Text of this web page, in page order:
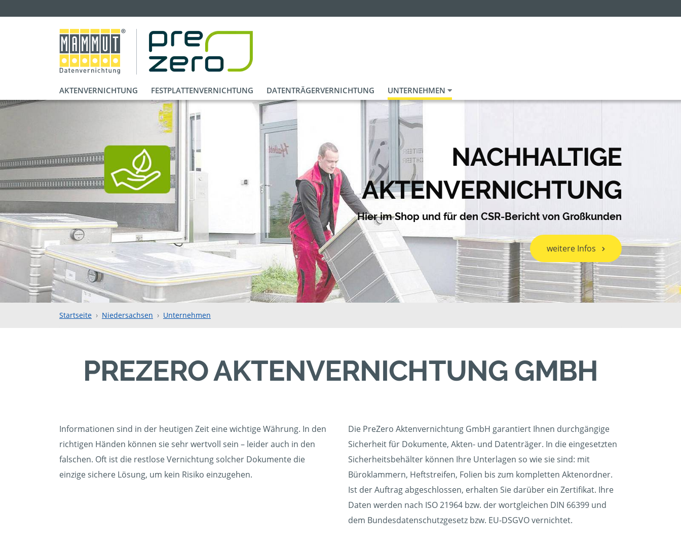
AKTENVERNICHTUNG FESTPLATTENVERNICHTUNG DATENTRÄGERVERNICHTUNG UNTERNEHMEN
NACHHALTIGE
AKTENVERNICHTUNG
Hier im Shop und für den CSR-Bericht von Großkunden
weitere Infos
Startseite Niedersachsen Unternehmen
PREZERO AKTENVERNICHTUNG GMBH
Informationen sind in der heutigen Zeit eine wichtige Währung. In den
richtigen Händen können sie sehr wertvoll sein – leider auch in den
falschen. Oft ist die restlose Vernichtung solcher Dokumente die
einzige sichere Lösung, um kein Risiko einzugehen.
Die PreZero Aktenvernichtung GmbH garantiert Ihnen durchgängige
Sicherheit für Dokumente, Akten- und Datenträger. In die eingesetzten
Sicherheitsbehälter können Ihre Unterlagen so wie sie sind: mit
Büroklammern, Heftstreifen, Folien bis zum kompletten Aktenordner.
Ist der Auftrag abgeschlossen, erhalten Sie darüber ein Zertifikat. Ihre
Daten werden nach ISO 21964 bzw. der wortgleichen DIN 66399 und
dem Bundesdatenschutzgesetz bzw. EU-DSGVO vernichtet.